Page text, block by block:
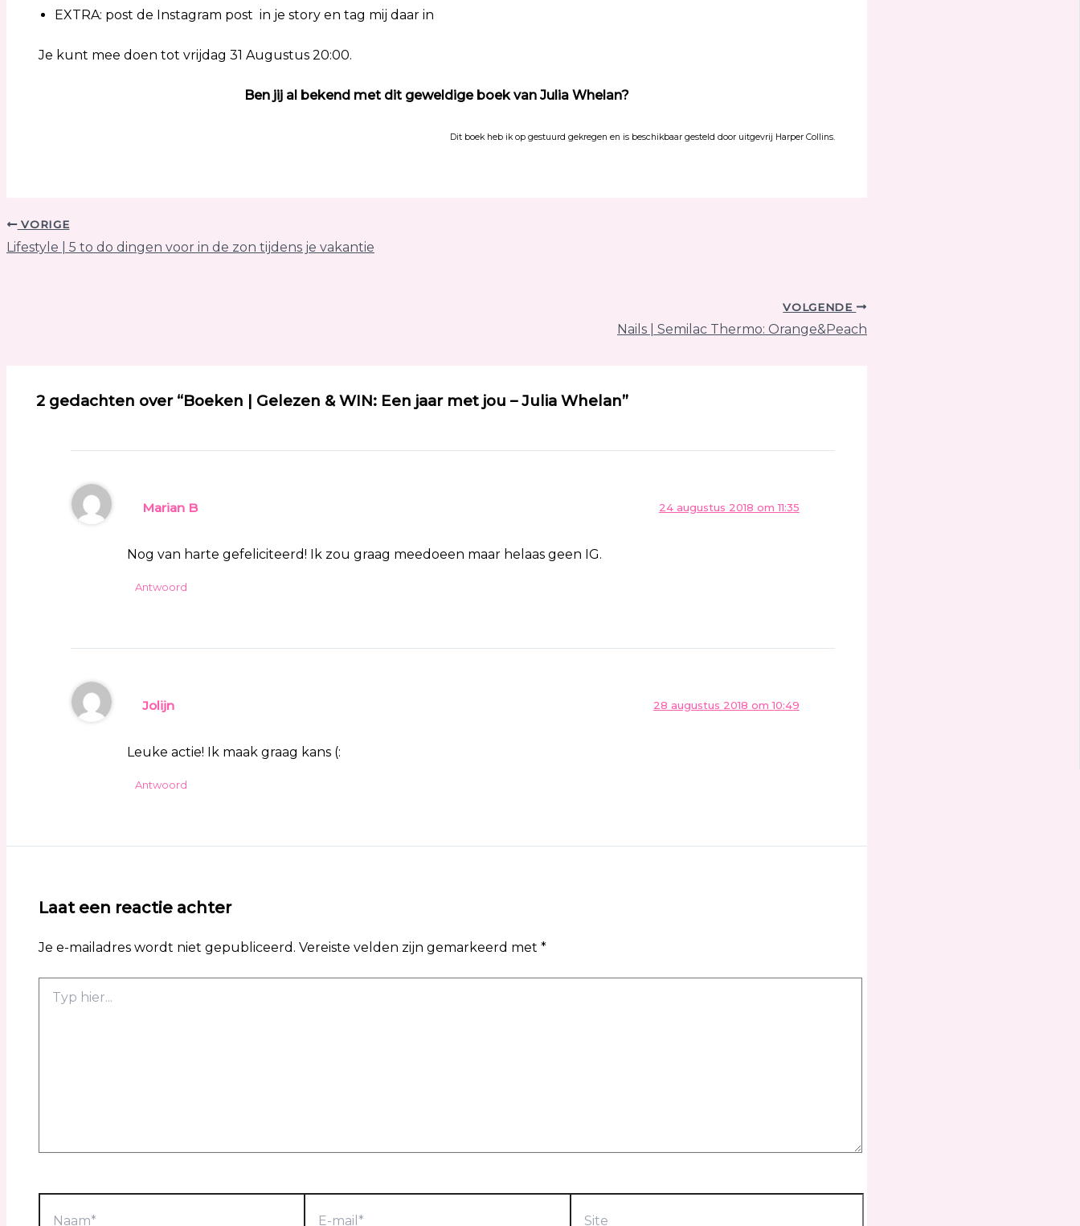
EXTRA: post de Instagram post in je story en tag mij daar in
Je kunt mee doen tot vrijdag 31 Augustus 20:00.
Ben jij al bekend met dit geweldige boek van Julia Whelan?
Dit boek heb ik op gestuurd gekregen en is beschikbaar gesteld door uitgevrij Harper Collins.
VORIGE
Lifestyle | 5 to do dingen voor in de zon tijdens je vakantie
VOLGENDE
Nails | Semilac Thermo: Orange&Peach
2 gedachten over “Boeken | Gelezen & WIN: Een jaar met jou – Julia Whelan”
Marian B 24 augustus 2018 om 11:35
Nog van harte gefeliciteerd! Ik zou graag meedoeen maar helaas geen IG.
Antwoord
Jolijn 28 augustus 2018 om 10:49
Leuke actie! Ik maak graag kans (:
Antwoord
Laat een reactie achter
Je e-mailadres wordt niet gepubliceerd. Vereiste velden zijn gemarkeerd met *
hier...
mail*